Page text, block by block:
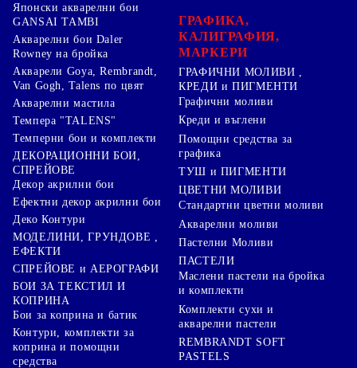
Японски акварелни бои
GANSAI TAMBI
Акварелни бои Daler
Rowney на бройка
Акварели Goya, Rembrandt,
Van Gogh, Talens по цвят
Акварелни мастила
Темпера "TALENS"
Темперни бои и комплекти
ДЕКОРАЦИОННИ БОИ,
СПРЕЙОВЕ
Декор акрилни бои
Ефектни декор акрилни бои
Деко Контури
МОДЕЛИНИ, ГРУНДОВЕ ,
ЕФЕКТИ
СПРЕЙОВЕ и АЕРОГРАФИ
БОИ ЗА ТЕКСТИЛ И
КОПРИНА
Бои за коприна и батик
Контури, комплекти за
коприна и помощни
средства
ГРАФИКА,
КАЛИГРАФИЯ,
МАРКЕРИ
ГРАФИЧНИ МОЛИВИ ,
КРЕДИ и ПИГМЕНТИ
Графични моливи
Креди и въглени
Помощни средства за
графика
ТУШ и ПИГМЕНТИ
ЦВЕТНИ МОЛИВИ
Стандартни цветни моливи
Акварелни моливи
Пастелни Моливи
ПАСТЕЛИ
Маслени пастели на бройка
и комплекти
Комплекти сухи и
акварелни пастели
REMBRANDT SOFT
PASTELS